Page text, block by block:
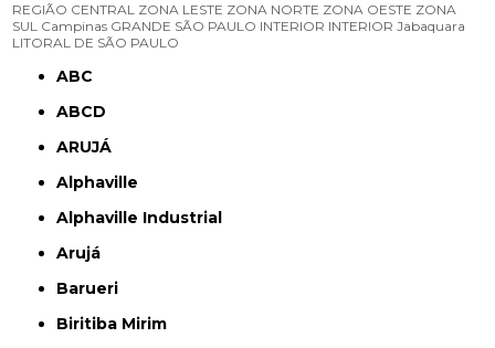
REGIÃO CENTRAL ZONA LESTE ZONA NORTE ZONA OESTE ZONA
SUL Campinas GRANDE SÃO PAULO INTERIOR INTERIOR Jabaquara
LITORAL DE SÃO PAULO
ABC
ABCD
ARUJÁ
Alphaville
Alphaville Industrial
Arujá
Barueri
Biritiba Mirim